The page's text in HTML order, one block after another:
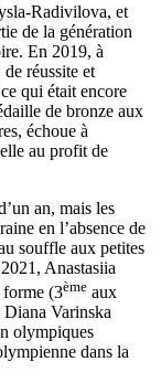
Radivilova, et
de la génération
En 2019, à
réussite et
qui était encore
de bronze aux
échoue à
au profit de
an, mais les
en l’absence de
souffle aux petites
Anastasiia
forme (3ème aux
Diana Varinska
olympiques
dans la